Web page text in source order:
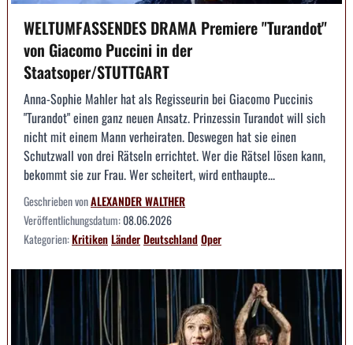
WELTUMFASSENDES DRAMA Premiere "Turandot"
von Giacomo Puccini in der
Staatsoper/STUTTGART
Anna-Sophie Mahler hat als Regisseurin bei Giacomo Puccinis
"Turandot" einen ganz neuen Ansatz. Prinzessin Turandot will sich
nicht mit einem Mann verheiraten. Deswegen hat sie einen
Schutzwall von drei Rätseln errichtet. Wer die Rätsel lösen kann,
bekommt sie zur Frau. Wer scheitert, wird enthaupte...
Geschrieben vonALEXANDER WALTHER
Veröffentlichungsdatum:08.06.2026
Kategorien:KritikenLänderDeutschlandOper